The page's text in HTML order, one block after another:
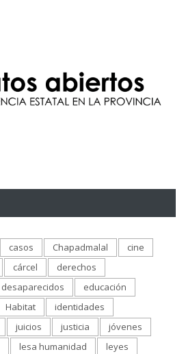
casos Chapadmalal
cine
cárcel
derechos
desaparecidos
educación
Habitat
identidades
juicios justicia
jóvenes
lesa humanidad
leyes